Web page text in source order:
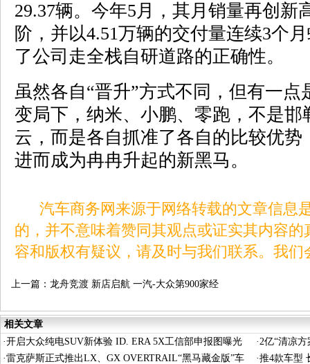
29.37辆。今年5月，其月销量再创新
阶，并以4.51万辆的交付量连续3个
了公司走全栈自研道路的正确性。
虽然各自“晋升”方式不同，但有一
变局下，纳米、小鹏、零跑，不是邯
云，而是各自抓准了各自的比较优
进而成为冉冉升起的新黑马。
汽车商务网来源于网络转载的文章信息
的，并不意味着赞同其观点或证实其内容
容和版权有疑议，请及时与我们联系。我
上一篇： 龙舟竞渡 新店启航 一汽-大众第900家经
相关文章
·开启大众纯电SUV新体验 ID. ERA 5X工信部申报图曝光 ·2亿“清凉
·雷克萨斯正式推出LX、GX OVERTRAIL“黑马藏金版”车
·推4款车型